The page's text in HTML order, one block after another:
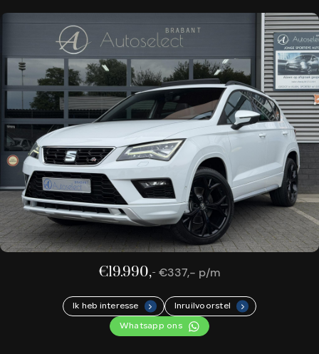
Over ons
Contact
Vacatures
Verkocht
€19.990,- €337,- p/m
Ik heb interesse . Inruilvoorstel .
Whatsapp ons